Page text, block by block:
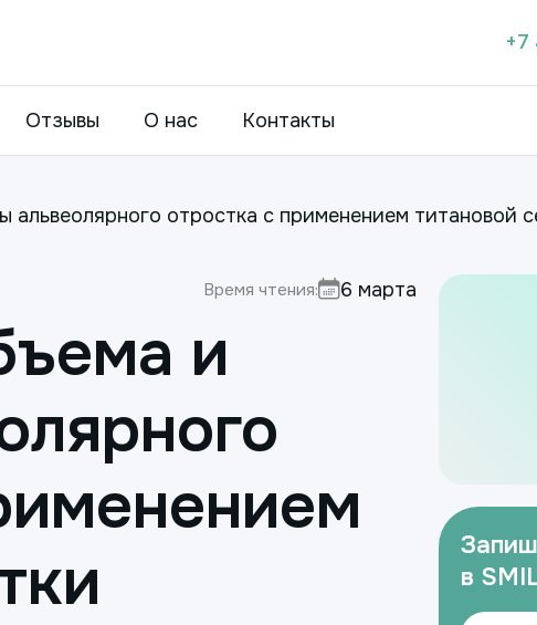
+7
Отзывы О нас Контакты
отростка с применением титановой
Время чтения: 6 марта
и
в